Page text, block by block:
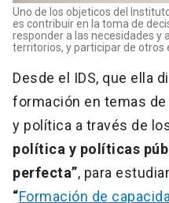
Uno de los objeticos del
es contribuir en la toma de
responder a las necesidades y
territorios, y participar de otros
Desde el IDS, que ella
formación en temas
y política a través de
política y políticas
perfecta”, para
“Formación de